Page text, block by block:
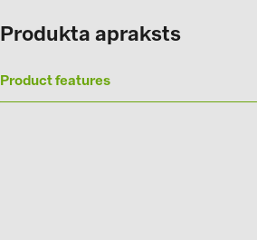
Solinteg (3)
Solis (63)
Produkta apraksts
Product features